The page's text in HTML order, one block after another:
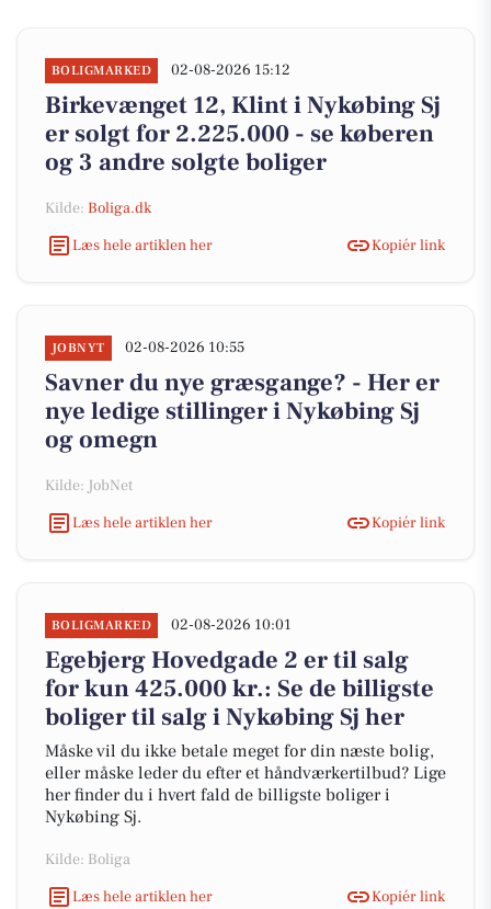
BOLIGMARKED 02-08-2026 15:12
Birkevænget 12, Klint i Nykøbing Sj
er solgt for 2.225.000 - se køberen
og 3 andre solgte boliger
Kilde: Boliga.dk
Læs hele artiklen her
Kopiér link
JOBNYT 02-08-2026 10:55
Savner du nye græsgange? - Her er
nye ledige stillinger i Nykøbing Sj
og omegn
Kilde: JobNet
Læs hele artiklen her
Kopiér link
BOLIGMARKED 02-08-2026 10:01
Egebjerg Hovedgade 2 er til salg
for kun 425.000 kr.: Se de billigste
boliger til salg i Nykøbing Sj her
Måske vil du ikke betale meget for din næste bolig,
eller måske leder du efter et håndværkertilbud? Lige
her finder du i hvert fald de billigste boliger i
Nykøbing Sj.
Kilde: Boliga
Læs hele artiklen her
Kopiér link